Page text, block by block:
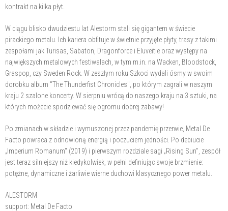
kontrakt na kilka płyt.
W ciągu blisko dwudziestu lat Alestorm stali się gigantem w świecie
pirackiego metalu. Ich kariera obfituje w świetnie przyjęte płyty, trasy z takimi
zespołami jak Turisas, Sabaton, Dragonforce i Eluveitie oraz występy na
największych metalowych festiwalach, w tym m.in. na Wacken, Bloodstock,
Graspop, czy Sweden Rock. W zeszłym roku Szkoci wydali ósmy w swoim
dorobku album "The Thunderfist Chronicles", po którym zagrali w naszym
kraju 2 szalone koncerty. W sierpniu wrócą do naszego kraju na 3 sztuki, na
których możecie spodziewać się ogromu dobrej zabawy!
Po zmianach w składzie i wymuszonej przez pandemię przerwie, Metal De
Facto powraca z odnowioną energią i poczuciem jedności. Po debiucie
„Imperium Romanum" (2019) i pierwszym rozdziale sagi „Rising Sun", zespół
jest teraz silniejszy niż kiedykolwiek, w pełni definiując swoje brzmienie:
potężne, dynamiczne i żarliwie wierne duchowi klasycznego power metalu.
ALESTORM
support: Metal De Facto